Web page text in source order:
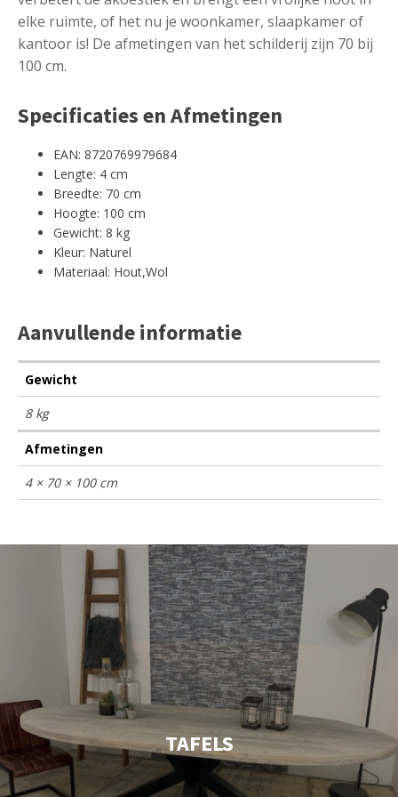
elke ruimte, of het nu je woonkamer, slaapkamer of
kantoor is! De afmetingen van het schilderij zijn 70 bij
100 cm.
Specificaties en Afmetingen
EAN: 8720769979684
Lengte: 4 cm
Breedte: 70 cm
Hoogte: 100 cm
Gewicht: 8 kg
Kleur: Naturel
Materiaal: Hout,Wol
Aanvullende informatie
Gewicht
8 kg
Afmetingen
4 × 70 × 100 cm
TAFELS